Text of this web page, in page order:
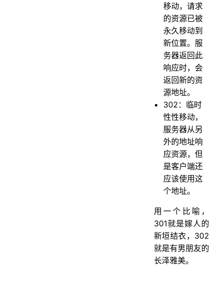
移动，请求
的资源已被
永久移动到
新位置。服
务器返回此
响应时，会
返回新的资
源地址。
302：临时
性性移动，
服务器从另
外的地址响
应资源，但
是客户端还
应该使用这
个地址。
用一个比喻，
301就是嫁人的
新垣结衣，302
就是有男朋友的
长泽雅美。